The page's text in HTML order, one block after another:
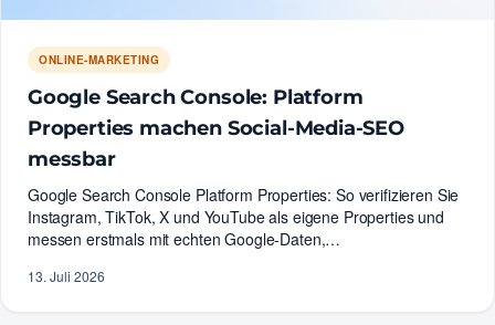
ONLINE-MARKETING
Google Search Console: Platform
Properties machen Social-Media-SEO
messbar
Google Search Console Platform Properties: So verifizieren Sie
Instagram, TikTok, X und YouTube als eigene Properties und
messen erstmals mit echten Google-Daten,…
13. Juli 2026